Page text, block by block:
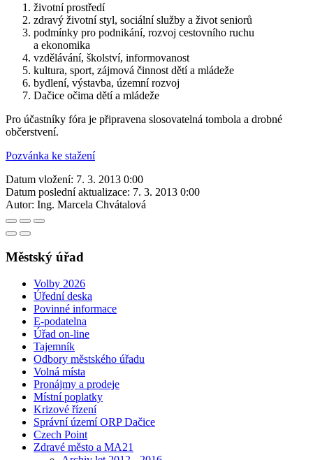
životní prostředí
zdravý životní styl, sociální služby a život seniorů
podmínky pro podnikání, rozvoj cestovního ruchu
a ekonomika
vzdělávání, školství, informovanost
kultura, sport, zájmová činnost dětí a mládeže
bydlení, výstavba, územní rozvoj
Dačice očima dětí a mládeže
Pro účastníky fóra je připravena slosovatelná tombola a drobné
občerstvení.
Pozvánka ke stažení
Datum vložení: 7. 3. 2013 0:00
Datum poslední aktualizace: 7. 3. 2013 0:00
Autor: Ing. Marcela Chvátalová
Městský úřad
Volby 2026
Úřední deska
Povinné informace
E-podatelna
Úřad on-line
Tajemník
Odbory městského úřadu
Volná místa
Pronájmy a prodeje
Místní poplatky
Krizové řízení
Správní území ORP Dačice
Czech Point
Zdravé město a MA21